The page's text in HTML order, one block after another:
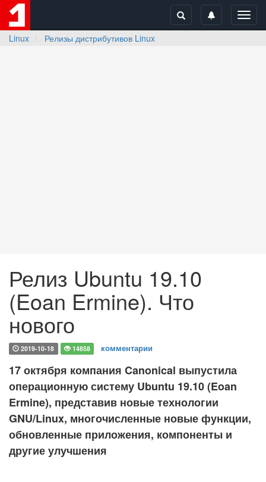
Linux
Релизы дистрибутивов Linux
Релиз Ubuntu 19.10
(Eoan Ermine). Что
нового
2019-10-18 14858 комментарии
17 октября компания Canonical выпустила
операционную систему Ubuntu 19.10 (Eoan
Ermine), представив новые технологии
GNU/Linux, многочисленные новые функции,
обновленные приложения, компоненты и
другие улучшения